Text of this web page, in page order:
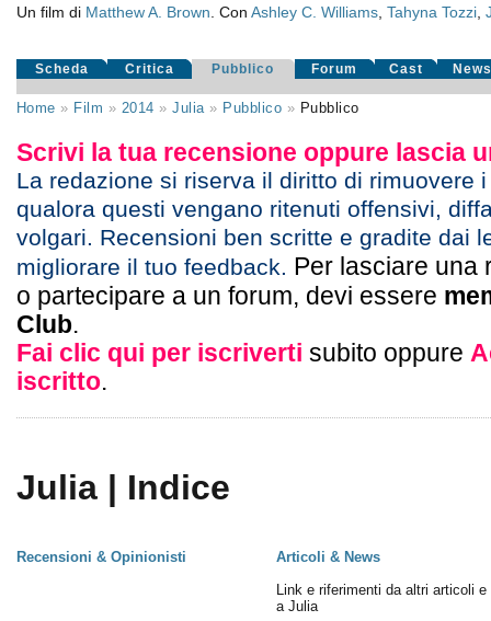
Un film di Matthew A. Brown . Con Ashley C. Williams, Tahyna Tozzi,
Scheda Critica Pubblico Forum Cast
Home » Film » 2014 »Julia» Pubblico » Pubblico
Scrivi la tua recensione oppure lascia
La redazione si riserva il diritto di rimuovere
qualora questi vengano ritenuti offensivi,
volgari. Recensioni ben scritte e gradite dai
migliorare il tuo feedback. Per lasciare una
o partecipare a un forum, devi essere
Club.
Fai clic qui per iscriverti subito oppure
iscritto.
Julia | Indice
Recensioni & Opinionisti
Articoli & News
Link e riferimenti da altri articoli e
a Julia